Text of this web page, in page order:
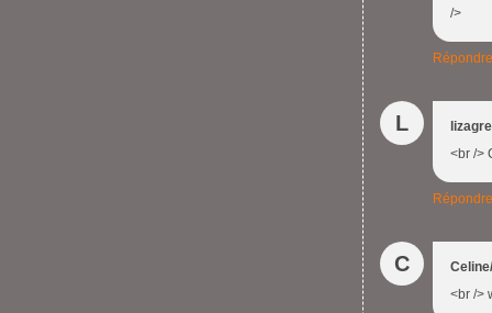
/>
Répondre
L
<br />
Répondre
C
<br />